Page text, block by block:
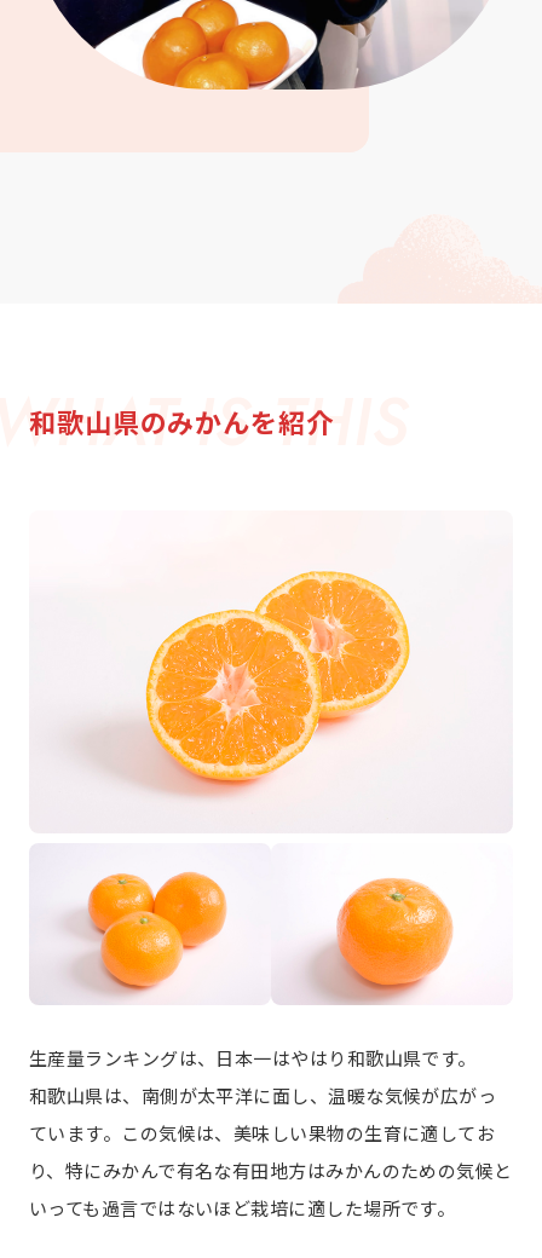
和歌山県のみかんを紹介
生産量ランキングは、日本一はやはり和歌山県です。
和歌山県は、南側が太平洋に面し、温暖な気候が広がっ
ています。この気候は、美味しい果物の生育に適してお
り、特にみかんで有名な有田地方はみかんのための気候と
いっても過言ではないほど栽培に適した場所です。